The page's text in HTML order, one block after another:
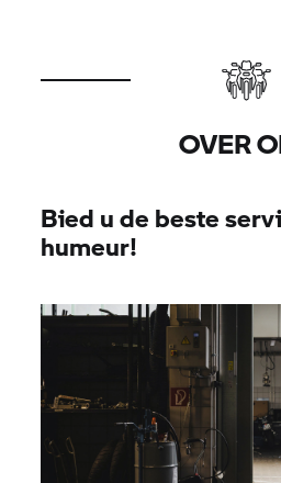
OVER
Bied u de beste
humeur!